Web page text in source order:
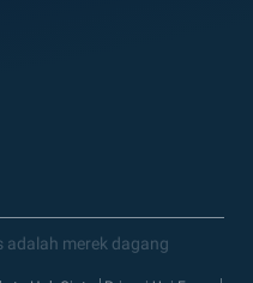
adalah merek dagang